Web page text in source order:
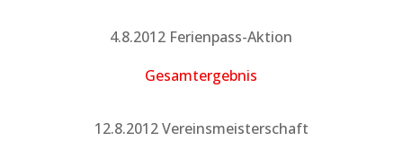
4.8.2012 Ferienpass-Aktion
Gesamtergebnis
12.8.2012 Vereinsmeisterschaft